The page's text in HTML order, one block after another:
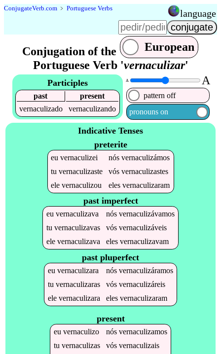
ConjugateVerb.com ﹥ Portuguese Verbs language
Conjugation of the
European
Portuguese Verb 'vernaculizar'
Participles
past
present
vernaculizado
vernaculizando
A A
pattern off
pronouns on
Indicative Tenses
preterite
euvernaculizei nósvernaculizámos
tuvernaculizaste vósvernaculizastes
elevernaculizou elesvernaculizaram
past imperfect
eu vernaculizava nós vernaculizávamos
tu vernaculizavas vós vernaculizáveis
ele vernaculizava eles vernaculizavam
past pluperfect
eu vernaculizara nós vernaculizáramos
tu vernaculizaras vós vernaculizáreis
ele vernaculizara eles vernaculizaram
present
eu vernaculizo nós vernaculizamos
tu vernaculizas vós vernaculizais